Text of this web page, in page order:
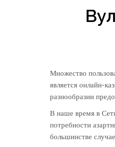
Множество
является онлайн-
разнообразии
В наше время в
потребности
большинстве